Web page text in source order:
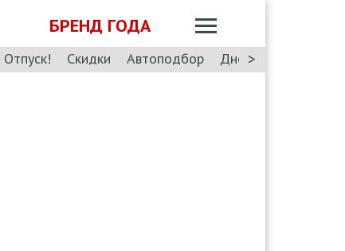
БРЕНД ГОДА
Отпуск! Скидки Автоподбор Дневник: Лада Искра
>